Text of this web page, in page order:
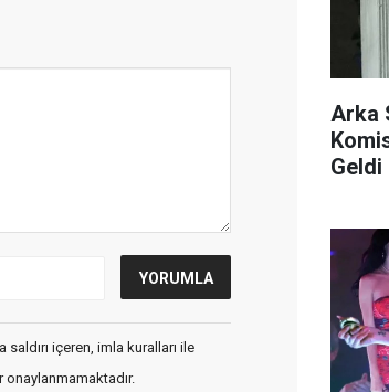
içeren, imla kuralları ile
onaylanmamaktadır.
Arka
Geldi